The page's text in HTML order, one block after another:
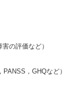
の評価など）
，GHQなど）